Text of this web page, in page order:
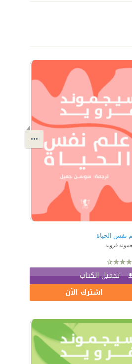
نفس الحياة
فرويد
تحميل الكتاب
اشترك الآن